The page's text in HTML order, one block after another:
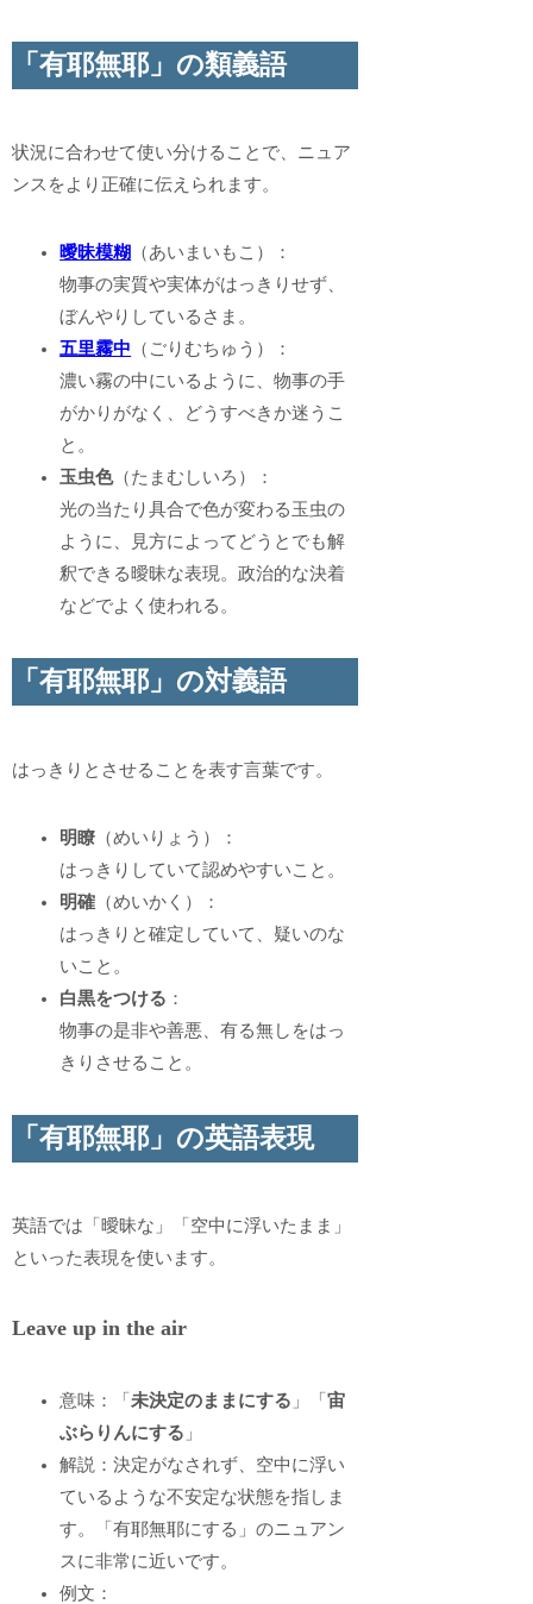
「有耶無耶」の類義語
状況に合わせて使い分けることで、ニュア
ンスをより正確に伝えられます。
曖昧模糊 （あいまいもこ）：
物事の実質や実体がはっきりせず、
ぼんやりしているさま。
五里霧中 （ごりむちゅう）：
濃い霧の中にいるように、物事の手
がかりがなく、どうすべきか迷うこ
と。
玉虫色（たまむしいろ）：
光の当たり具合で色が変わる玉虫の
ように、見方によってどうとでも解
釈できる曖昧な表現。政治的な決着
などでよく使われる。
「有耶無耶」の対義語
はっきりとさせることを表す言葉です。
明瞭 （めいりょう）：
はっきりしていて認めやすいこと。
明確 （めいかく）：
はっきりと確定していて、疑いのな
いこと。
白黒をつける ：
物事の是非や善悪、有る無しをはっ
きりさせること。
「有耶無耶」の英語表現
英語では「曖昧な」「空中に浮いたまま」
といった表現を使います。
Leave up in the air
意味：「未決定のままにする 」「宙
ぶらりんにする 」
解説：決定がなされず、空中に浮い
ているような不安定な状態を指しま
す。「有耶無耶にする」のニュアン
スに非常に近いです。
例文：